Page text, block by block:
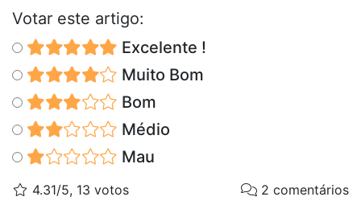
Votar este artigo:
Excelente !
Muito Bom
Bom
Médio
Mau
4.31/5, 13 votos 2 comentários